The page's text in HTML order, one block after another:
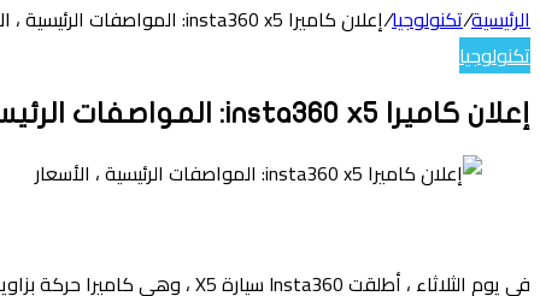
الرئيسية/تكنولوجيا/إعلان كاميرا insta360 x5: المواصفات الرئيسية ، الأسعار
تكنولوجيا
إعلان كاميرا insta360 x5: المواصفات الرئيسية ، الأسعار
فيسبوك
لينكدإن
بينتيريست
واتساب